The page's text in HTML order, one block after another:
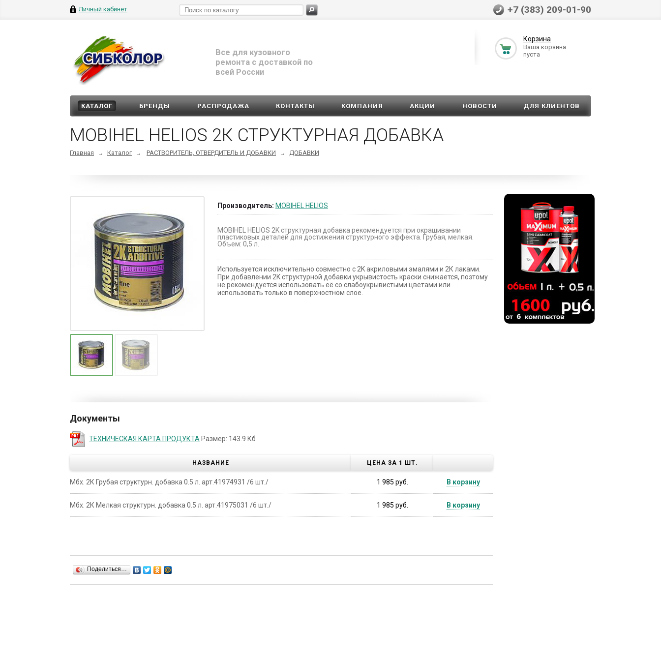
Личный кабинет +7 (383) 209-01-90
Все для кузовного
ремонта с доставкой по
всей России
Корзина
Ваша корзина
пуста
КАТАЛОГ БРЕНДЫ РАСПРОДАЖА КОНТАКТЫ КОМПАНИЯ АКЦИИ НОВОСТИ ДЛЯ КЛИЕНТОВ
MOBIHEL HELIOS 2К СТРУКТУРНАЯ ДОБАВКА
Главная → Каталог → РАСТВОРИТЕЛЬ, ОТВЕРДИТЕЛЬ И ДОБАВКИ → ДОБАВКИ
Производитель: MOBIHEL HELIOS
MOBIHEL HELIOS 2K структурная добавка рекомендуется при окрашивании
пластиковых деталей для достижения структурного эффекта. Грубая, мелкая.
Объем: 0,5 л.
Используется исключительно совместно с 2K акриловыми эмалями и 2К лаками.
При добавлении 2K структурной добавки укрывистость краски снижается, поэтому
не рекомендуется использовать её со слабоукрывистыми цветами или
использовать только в поверхностном слое.
Документы
ТЕХНИЧЕСКАЯ КАРТА ПРОДУКТА Размер: 143.9 Кб
НАЗВАНИЕ ЦЕНА ЗА 1 ШТ.
Мбх. 2К Грубая структурн. добавка 0.5 л. арт.41974931 /6 шт./ 1 985 руб. В корзину
Мбх. 2К Мелкая структурн. добавка 0.5 л. арт.41975031 /6 шт./ 1 985 руб. В корзину
Поделиться…